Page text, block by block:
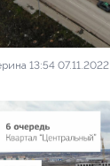
13:54 07.11.2022